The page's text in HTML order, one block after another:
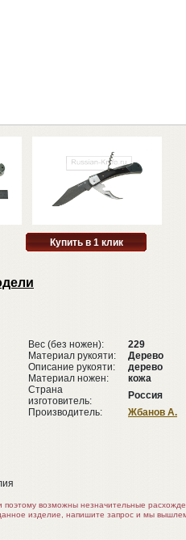
Купить в 1 клик
Вес (без ножен):
229
Материал рукояти:
Дерево
Описание рукояти:
дерево
Материал ножен:
кожа
Страна
изготовитель:
Россия
Производитель:
Жбанов А.
поэтому возможны незначительные
изделие, напишите запрос и мы